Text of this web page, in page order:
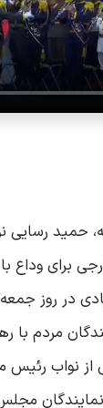
حمید
برای وداع
در روز
مردم با
از نواب